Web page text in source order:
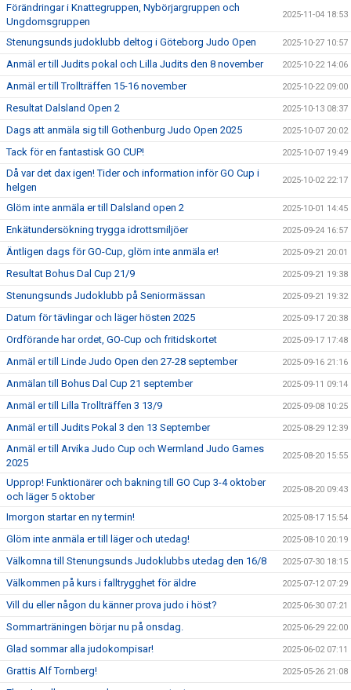
Förändringar i Knattegruppen, Nybörjargruppen och
Ungdomsgruppen
2025-11-04 18:53
Stenungsunds judoklubb deltog i Göteborg Judo Open 2025-10-27 10:57
Anmäl er till Judits pokal och Lilla Judits den 8 november 2025-10-22 14:06
Anmäl er till Trollträffen 15-16 november 2025-10-22 09:00
Resultat Dalsland Open 2 2025-10-13 08:37
Dags att anmäla sig till Gothenburg Judo Open 2025 2025-10-07 20:02
Tack för en fantastisk GO CUP! 2025-10-07 19:49
Då var det dax igen! Tider och information inför GO Cup i
helgen
2025-10-02 22:17
Glöm inte anmäla er till Dalsland open 2 2025-10-01 14:45
Enkätundersökning trygga idrottsmiljöer 2025-09-24 16:57
Äntligen dags för GO-Cup, glöm inte anmäla er! 2025-09-21 20:01
Resultat Bohus Dal Cup 21/9 2025-09-21 19:38
Stenungsunds Judoklubb på Seniormässan 2025-09-21 19:32
Datum för tävlingar och läger hösten 2025 2025-09-17 20:38
Ordförande har ordet, GO-Cup och fritidskortet 2025-09-17 17:48
Anmäl er till Linde Judo Open den 27-28 september 2025-09-16 21:16
Anmälan till Bohus Dal Cup 21 september 2025-09-11 09:14
Anmäl er till Lilla Trollträffen 3 13/9 2025-09-08 10:25
Anmäl er till Judits Pokal 3 den 13 September 2025-08-29 12:39
Anmäl er till Arvika Judo Cup och Wermland Judo Games
2025
2025-08-20 15:55
Upprop! Funktionärer och bakning till GO Cup 3-4 oktober
och läger 5 oktober
2025-08-20 09:43
Imorgon startar en ny termin! 2025-08-17 15:54
Glöm inte anmäla er till läger och utedag! 2025-08-10 20:19
Välkomna till Stenungsunds Judoklubbs utedag den 16/8 2025-07-30 18:15
Välkommen på kurs i falltrygghet för äldre 2025-07-12 07:29
Vill du eller någon du känner prova judo i höst? 2025-06-30 07:21
Sommarträningen börjar nu på onsdag. 2025-06-29 22:00
Glad sommar alla judokompisar! 2025-06-02 07:11
Grattis Alf Tornberg! 2025-05-26 21:08